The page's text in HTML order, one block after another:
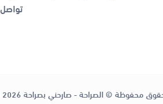
محفوظة © الصراحة - صارحني بصراحة 2026